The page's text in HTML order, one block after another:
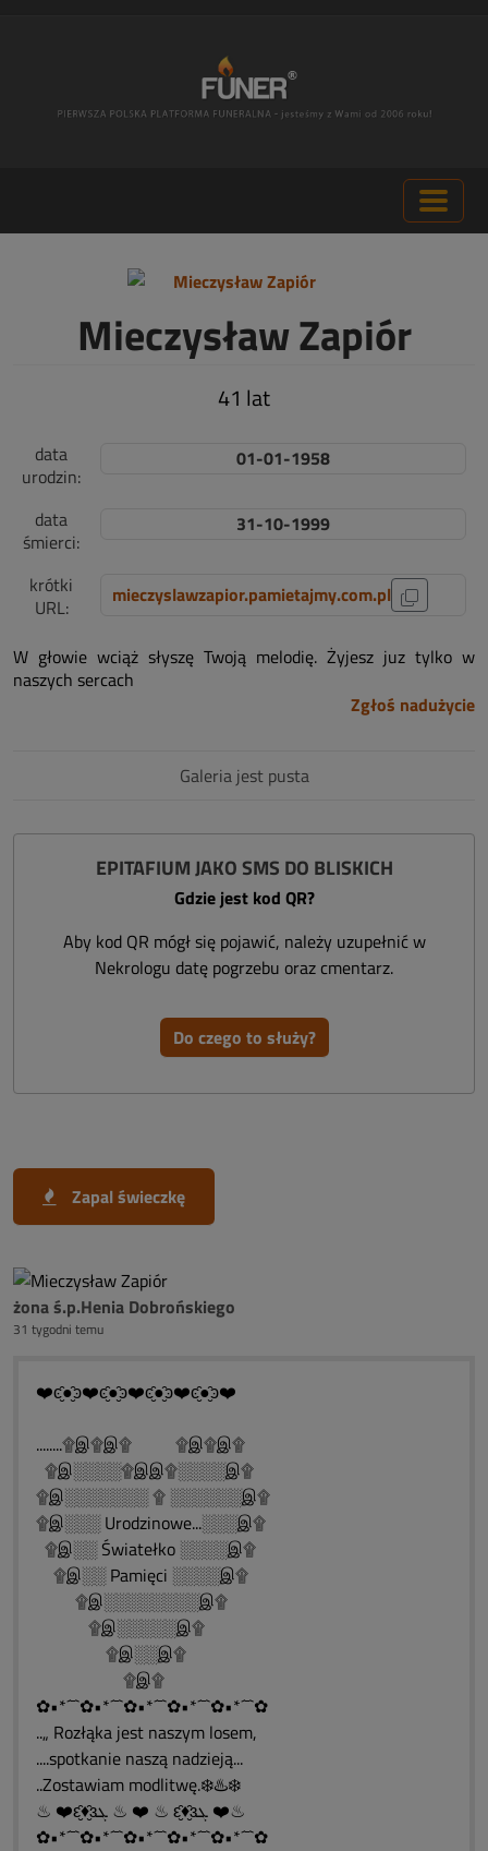
Mieczysław Zapiór
41 lat
data
urodzin:
01-01-1958
data
śmierci:
31-10-1999
krótki
URL:
mieczyslawzapior.pamietajmy.com.pl
W głowie wciąż słyszę Twoją melodię. Żyjesz juz tylko w
naszych sercach
Zgłoś nadużycie
Galeria jest pusta
EPITAFIUM JAKO SMS DO BLISKICH
Gdzie jest kod QR?
Aby kod QR mógł się pojawić, należy uzupełnić w
Nekrologu datę pogrzebu oraz cmentarz.
Do czego to służy?
Zapal świeczkę
żona ś.p.Henia Dobrońskiego
31 tygodni temu
❤️ͼ̮̑●̮̑ͽ❤️ͼ̮̑●̮̑ͽ❤️ͼ̮̑●̮̑ͽ❤️ͼ̮̑●̮̑ͽ❤️
........۩இ۩இ۩ ۩இ۩இ۩
۩இ░░░░۩இஇ۩░░░░இ۩
۩இ░░░░░░░ ۩ ░░░░░░இ۩
۩இ░░░ Urodzinowe...░░░இ۩
۩இ░░ Światełko ░░░░இ۩
۩இ░░ Pamięci ░░░░இ۩
۩இ░░░░░░░░இ۩
۩இ░░░░░இ۩
۩இ░░இ۩
۩இ۩
✿•*´¯`✿•*´¯`✿•*´¯`✿•*´¯`✿•*´¯`✿
..„ Rozłąka jest naszym losem,
....spotkanie naszą nadzieją...
..Zostawiam modlitwę.❄️♨️❄️
♨ ❤️ԑ̮̑♦̮̑ɜܓ ♨ ❤️ ♨ ԑ̮̑♦̮̑ɜܓ ❤️♨
✿•*´¯`✿•*´¯`✿•*´¯`✿•*´¯`✿•*´¯`✿